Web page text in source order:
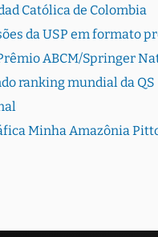
Católica de Colombia
da USP em formato
ABCM/Springer
ranking mundial da QS
Minha Amazônia